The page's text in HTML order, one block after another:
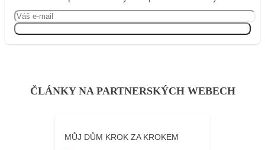
ČLÁNKY NA PARTNERSKÝCH WEBECH
MŮJ DŮM KROK ZA KROKEM